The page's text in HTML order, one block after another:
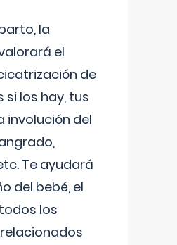
la
el
de
si los hay, tus
involución del
Te ayudará
del bebé, el
los